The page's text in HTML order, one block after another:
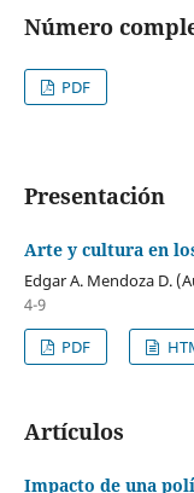
Número
PDF
Presentación
Arte y cultura en
Edgar A. Mendoza D.
4-9
PDF
Artículos
Impacto de una